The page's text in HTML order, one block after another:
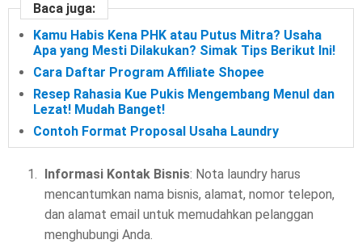
Baca juga:
Kamu Habis Kena PHK atau Putus Mitra? Usaha
Apa yang Mesti Dilakukan? Simak Tips Berikut Ini!
Cara Daftar Program Affiliate Shopee
Resep Rahasia Kue Pukis Mengembang Menul dan
Lezat! Mudah Banget!
Contoh Format Proposal Usaha Laundry
Informasi Kontak Bisnis: Nota laundry harus
mencantumkan nama bisnis, alamat, nomor telepon,
dan alamat email untuk memudahkan pelanggan
menghubungi Anda.